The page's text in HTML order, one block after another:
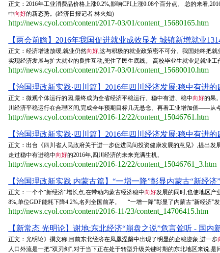
正文：2016年工业消费品价格上涨0.2%,影响CPI上涨0.08个百分点。 总的来看
中向好的新态势。(经济日报记者 林火灿)
http://news.cyol.com/content/2017-03/01/content_15680165.htm
【两会前瞻】2016年我国促进就业成效显著 城镇新增就业
正文：经济增速放缓,就业仍然向好,这与积极的就业政策密不可分。我国始终把
实现经济发展与扩大就业的良性互动,兜住了民生底线。 高校毕业生就业是就业
http://news.cyol.com/content/2017-03/01/content_15680010.htm
【治国理政新实践·四川篇】2016年四川经济发展:稳中有进
正文：微观个体运行的因,最终成为全省经济平稳运行、稳中有进、稳中向好的果
川经济平稳运行在合理区间,完成全年预期目标几无悬念。再看工业增加值——从
http://news.cyol.com/content/2016-12/22/content_15046761.htm
【治国理政新实践·四川篇】2016年四川经济发展:稳中有进
正文：出台《四川省人民政府关于进一步促进民间投资健康发展的意见》,提出
走过稳中有进稳中向好的2016年,四川经济的未来充满生机。
http://news.cyol.com/content/2016-12/22/content_15046761_3.htm
【治国理政新实践 内蒙古篇】“一增一降”彰显内蒙古“新经
正文：一个个“新经济”增长点,在带动内蒙古经济稳中向好发展的同时,也使地区产
8%,单位GDP能耗下降4.2%,名列全国前茅。 “一增一降”彰显了内蒙古“新经济”
http://news.cyol.com/content/2016-11/23/content_14706415.htm
【新常态 光明论】谢地:东北经济“崩盘之说”危言耸听 - 国内
正文：光明论》撰文称,目前东北经济在凤凰涅槃中出现了明显的企稳迹象,进一步
人口外流是一把“双刃剑”,对于当下正在处于转型升级关键时期的东北地区来说,